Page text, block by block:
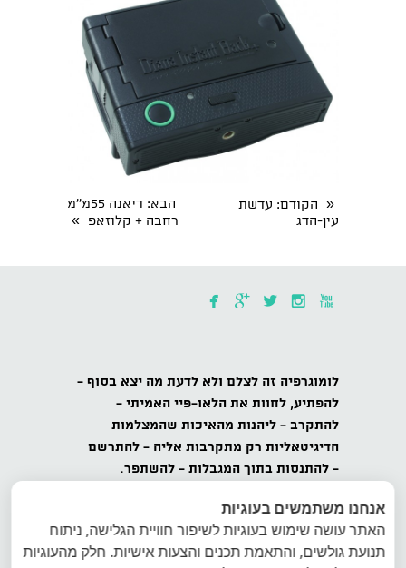
« הקודם: עדשת
עין-הדג
הבא
: דיאנה 55מ''מ
רחבה + קלוזאפ »
    
לומוגרפיה זה לצלם ולא לדעת מה יצא בסוף -
להפתיע, לחוות את הלאו-פיי האמיתי -
להתקרב - ליהנות מהאיכות שהמצלמות
הדיגיטאליות רק מתקרבות אליה - להתרשם
- להתנסות בתוך המגבלות - להשתפר.
כל הזכויות שמורות לאינטרפוטו, לומוגרפיה
ישראל, ט.ל.ח.
אנחנו משתמשים בעוגיות
האתר עושה שימוש בעוגיות לשיפור חוויית הגלישה, ניתוח
תנועת גולשים, והתאמת תכנים והצעות אישיות. חלק מהעוגיות